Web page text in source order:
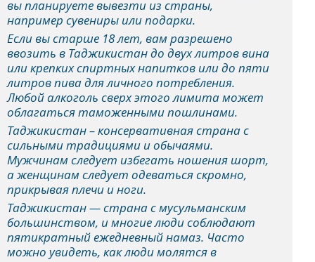
вы планируете вывезти из страны,
например сувениры или подарки.
Если вы старше 18 лет, вам разрешено
ввозить в Таджикистан до двух литров вина
или крепких спиртных напитков или до пяти
литров пива для личного потребления.
Любой алкоголь сверх этого лимита может
облагаться таможенными пошлинами.
Таджикистан – консервативная страна с
сильными традициями и обычаями.
Мужчинам следует избегать ношения шорт,
а женщинам следует одеваться скромно,
прикрывая плечи и ноги.
Таджикистан — страна с мусульманским
большинством, и многие люди соблюдают
пятикратный ежедневный намаз. Часто
можно увидеть, как люди молятся в